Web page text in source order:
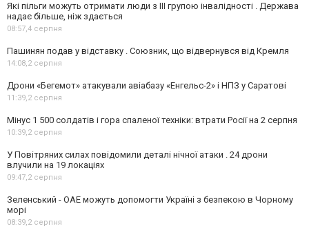
Які пільги можуть отримати люди з III групою інвалідності . Держава
надає більше, ніж здається
08:57,4 серпня
Пашинян подав у відставку . Союзник, що відвернувся від Кремля
14:08,2 серпня
Дрони «Бегемот» атакували авіабазу «Енгельс-2» і НПЗ у Саратові
11:39,2 серпня
Мінус 1 500 солдатів і гора спаленої техніки: втрати Росії на 2 серпня
10:39,2 серпня
У Повітряних силах повідомили деталі нічної атаки . 24 дрони
влучили на 19 локаціях
09:47,2 серпня
Зеленський - ОАЕ можуть допомогти Україні з безпекою в Чорному
морі
08:39,2 серпня